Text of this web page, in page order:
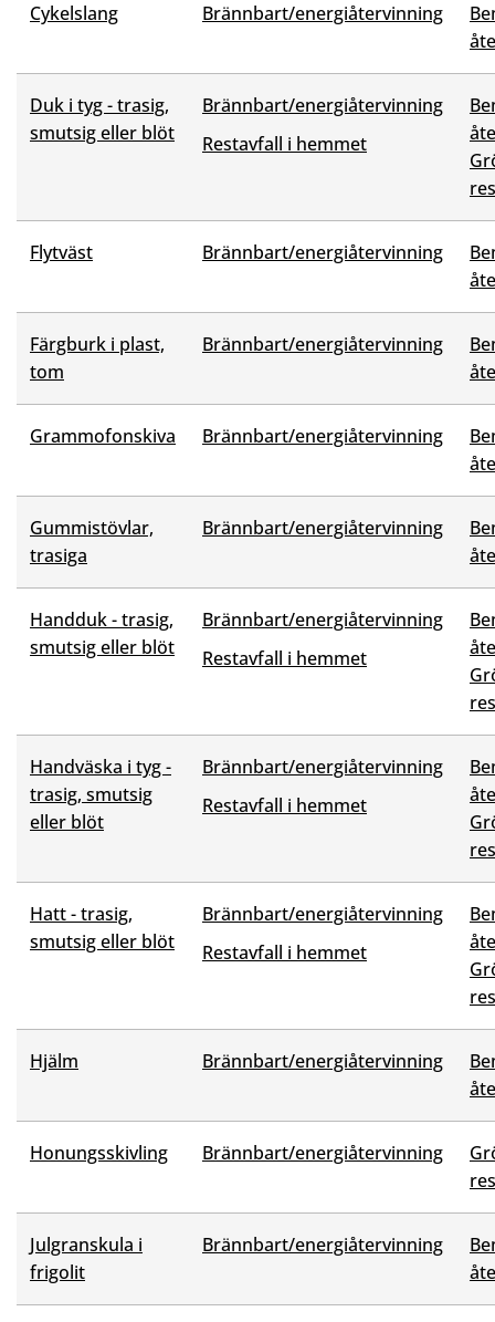
Cykelslang Brännbart/energiåtervinning
Duk i tyg - trasig,
smutsig eller blöt
Brännbart/energiåtervinning
Restavfall i hemmet
Flytväst Brännbart/energiåtervinning
Färgburk i plast,
tom
Brännbart/energiåtervinning
Grammofonskiva Brännbart/energiåtervinning
Gummistövlar,
trasiga
Brännbart/energiåtervinning
Handduk - trasig,
smutsig eller blöt
Brännbart/energiåtervinning
Restavfall i hemmet
Handväska i tyg -
trasig, smutsig
eller blöt
Brännbart/energiåtervinning
Restavfall i hemmet
Hatt - trasig,
smutsig eller blöt
Brännbart/energiåtervinning
Restavfall i hemmet
Hjälm Brännbart/energiåtervinning
Honungsskivling Brännbart/energiåtervinning
Julgranskula i
frigolit
Brännbart/energiåtervinning